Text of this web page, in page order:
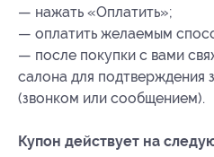
— нажать «Оплатить»;
— оплатить желаемым
— после покупки с вами
салона для подтверждения
(звонком или сообщением).
Купон действует на